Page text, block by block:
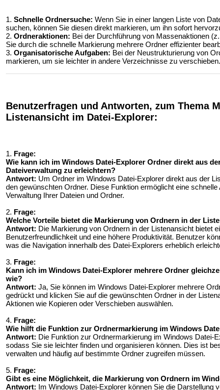
1. Schnelle Ordnersuche: Wenn Sie in einer langen Liste von
suchen, können Sie diesen direkt markieren, um ihn sofort
2. Ordneraktionen: Bei der Durchführung von Massenaktionen
Sie durch die schnelle Markierung mehrere Ordner effizienter
3. Organisatorische Aufgaben: Bei der Neustrukturierung von
markieren, um sie leichter in andere Verzeichnisse zu verschieben.
Benutzerfragen und Antworten, zum Thema
Listenansicht im Datei-Explorer:
1. Frage:
Wie kann ich im Windows Datei-Explorer Ordner direkt aus
Dateiverwaltung zu erleichtern?
Antwort: Um Ordner im Windows Datei-Explorer direkt aus der
den gewünschten Ordner. Diese Funktion ermöglicht eine
Verwaltung Ihrer Dateien und Ordner.
2. Frage:
Welche Vorteile bietet die Markierung von Ordnern in der
Antwort: Die Markierung von Ordnern in der Listenansicht bietet
Benutzerfreundlichkeit und eine höhere Produktivität. Benutzer
was die Navigation innerhalb des Datei-Explorers erheblich
3. Frage:
Kann ich im Windows Datei-Explorer mehrere Ordner
wie?
Antwort: Ja, Sie können im Windows Datei-Explorer mehrere
gedrückt und klicken Sie auf die gewünschten Ordner in der
Aktionen wie Kopieren oder Verschieben auswählen.
4. Frage:
Wie hilft die Funktion zur Ordnermarkierung im Windows
Antwort: Die Funktion zur Ordnermarkierung im Windows Datei-
sodass Sie sie leichter finden und organisieren können. Dies ist
verwalten und häufig auf bestimmte Ordner zugreifen müssen.
5. Frage:
Gibt es eine Möglichkeit, die Markierung von Ordnern im
Antwort: Im Windows Datei-Explorer können Sie die Darstellung